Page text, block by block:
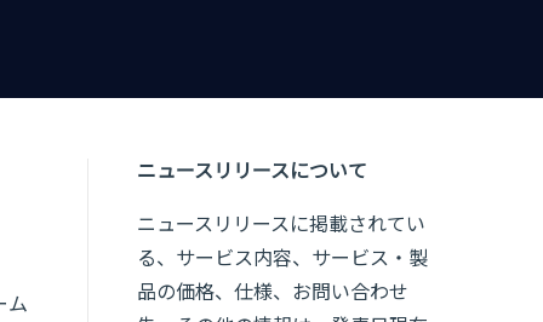
ム
ニュースリリースについて
ニュースリリースに掲載されてい
る、サービス内容、サービス・製
品の価格、仕様、お問い合わせ